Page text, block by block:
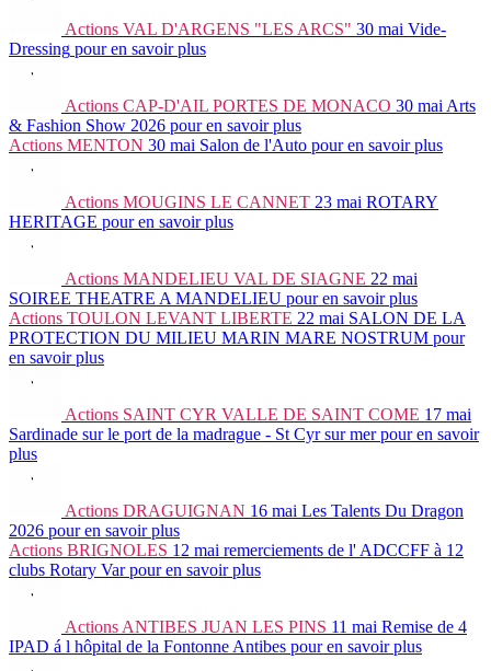
Actions VAL D'ARGENS "LES ARCS" 30 mai Vide-
Dressing pour en savoir plus
Actions CAP-D'AIL PORTES DE MONACO 30 mai Arts
& Fashion Show 2026 pour en savoir plus
Actions MENTON 30 mai Salon de l'Auto pour en savoir plus
Actions MOUGINS LE CANNET 23 mai ROTARY
HERITAGE pour en savoir plus
Actions MANDELIEU VAL DE SIAGNE 22 mai
SOIREE THEATRE A MANDELIEU pour en savoir plus
Actions TOULON LEVANT LIBERTE 22 mai SALON DE LA
PROTECTION DU MILIEU MARIN MARE NOSTRUM pour
en savoir plus
Actions SAINT CYR VALLE DE SAINT COME 17 mai
Sardinade sur le port de la madrague - St Cyr sur mer pour en savoir
plus
Actions DRAGUIGNAN 16 mai Les Talents Du Dragon
2026 pour en savoir plus
Actions BRIGNOLES 12 mai remerciements de l' ADCCFF à 12
clubs Rotary Var pour en savoir plus
Actions ANTIBES JUAN LES PINS 11 mai Remise de 4
IPAD á l hôpital de la Fontonne Antibes pour en savoir plus